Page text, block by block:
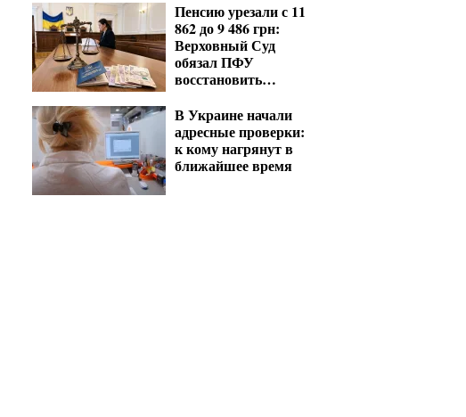
Пенсию урезали с 11
862 до 9 486 грн:
Верховный Суд
обязал ПФУ
восстановить
В Украине начали
адресные проверки:
к кому нагрянут в
ближайшее время